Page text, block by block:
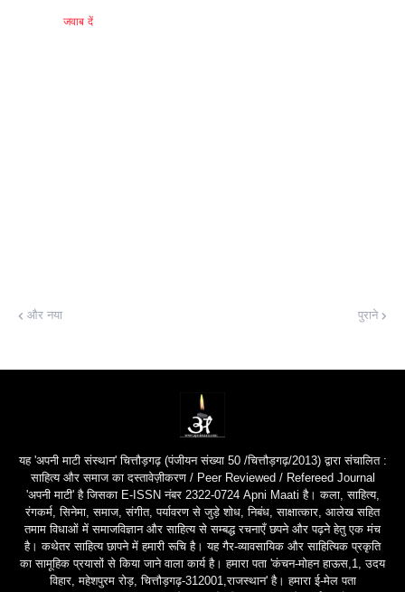
जवाब दें
और नया पुराने
यह 'अपनी माटी संस्थान' चित्तौड़गढ़ (पंजीयन संख्या 50 /चित्तौड़गढ़/2013) द्वारा संचालित :
साहित्य और समाज का दस्तावेज़ीकरण / Peer Reviewed / Refereed Journal
'अपनी माटी' है जिसका E-ISSN नंबर 2322-0724 Apni Maati है। कला, साहित्य,
रंगकर्म, सिनेमा, समाज, संगीत, पर्यावरण से जुड़े शोध, निबंध, साक्षात्कार, आलेख सहित
तमाम विधाओं में समाजविज्ञान और साहित्य से सम्बद्ध रचनाएँ छपने और पढ़ने हेतु एक मंच
है। कथेतर साहित्य छापने में हमारी रूचि है। यह गैर-व्यावसायिक और साहित्यिक प्रकृति
का सामूहिक प्रयासों से किया जाने वाला कार्य है। हमारा पता 'कंचन-मोहन हाऊस,1, उदय
विहार, महेशपुरम रोड़, चित्तौड़गढ़-312001,राजस्थान' है। हमारा ई-मेल पता